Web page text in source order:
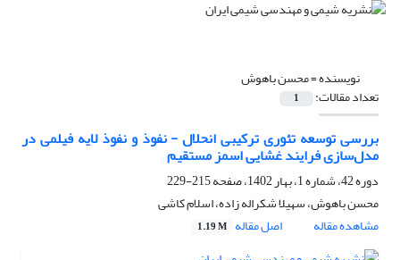
نویسنده =محسن باهوش
تعداد مقالات: 1
بررسی توسعه تئوری ترکیبی انحلال - نفوذ و نفوذ لایه فیلمی در
مدل‌سازی فرایند غشایی اسمز مستقیم
دوره 42، شماره 1، بهار 1402، صفحه
215-229
محسن باهوش، سهیلا شکراله زاده، اسلام کاشی
مشاهده مقاله
اصل مقاله 1.19 M